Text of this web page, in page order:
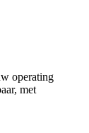
operating
met